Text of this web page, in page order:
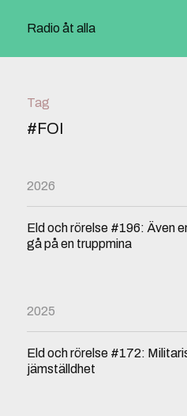
Radio åt alla
Tag
#FOI
2026
Eld och rörelse #196: Även
gå på en truppmina
2025
Eld och rörelse #172:
jämställdhet